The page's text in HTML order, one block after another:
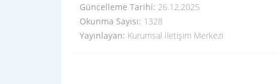
Güncelleme Tarihi: 26.12.2025
Okunma Sayısı: 1328
Yayınlayan: Kurumsal İletişim Merkezi